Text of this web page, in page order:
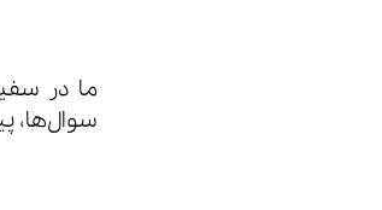
ما در
سوال‌ها،